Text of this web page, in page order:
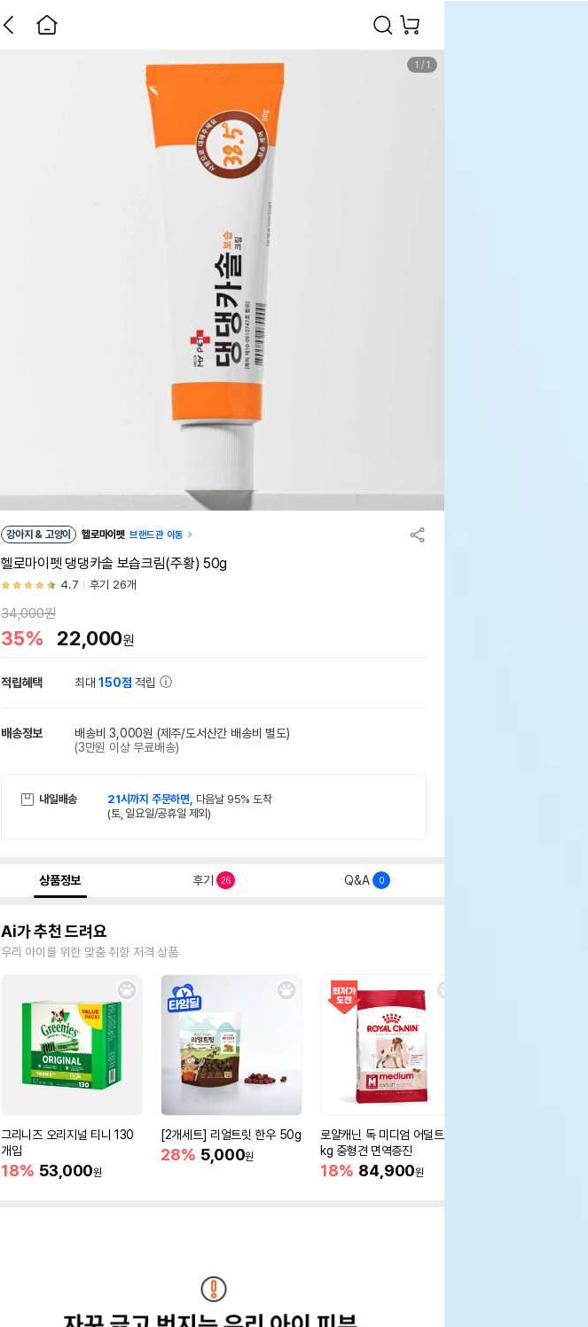
1 / 1
강아지 & 고양이 헬로마이펫 브랜드관 이동
헬로마이펫 댕댕카솔 보습크림(주황) 50g
4.7 후기 26개
34,000원
35% 22,000원
적립혜택 최대150점 적립
배송정보 배송비 3,000원 (제주/도서산간 배송비 별도)
(3만원 이상 무료배송)
내일배송 21시까지 주문하면, 다음날 95% 도착
(토, 일요일/공휴일 제외)
상품정보 후기 26 Q&A 0
Ai가 추천 드려요
우리 아이를 위한 맞춤 취향 저격 상품
그리니즈 오리지널 티니 130
개입
18% 53,000원
[2개세트] 리얼트릿 한우 50g
28% 5,000원
로얄캐닌 독 미디엄 어덜트 10
kg 중형견 면역증진
18% 84,900원